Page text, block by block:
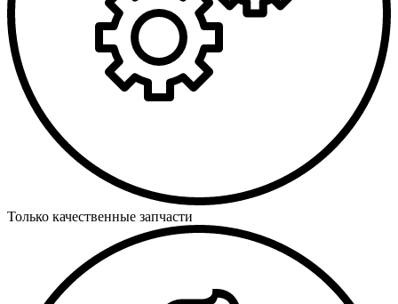
Только качественные запчасти